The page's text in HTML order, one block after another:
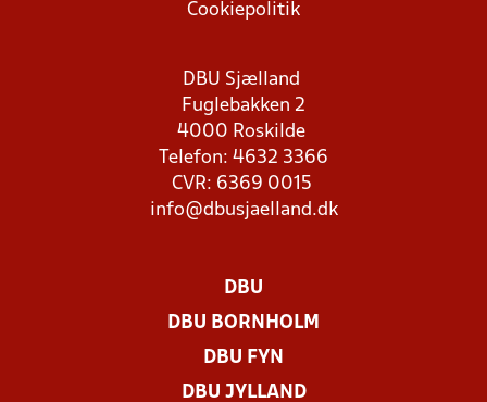
Cookiepolitik
DBU Sjælland
Fuglebakken 2
4000 Roskilde
Telefon: 4632 3366
CVR: 6369 0015
info@dbusjaelland.dk
DBU
DBU BORNHOLM
DBU FYN
DBU JYLLAND